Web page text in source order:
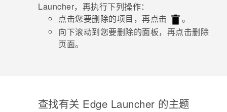
Launcher，再执行下列操作：
点击您要删除的项目，再点击
。
向下滚动到您要删除的面板，再点击删除
页面。
查找有关 Edge Launcher 的主题